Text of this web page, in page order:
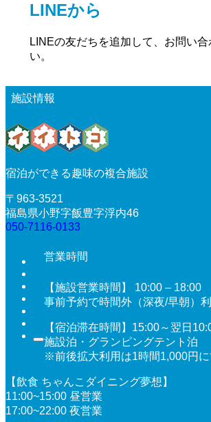
LINEから
LINEの友だちを追加して、お問い合
い。
施設情報
宿泊ができる趣味の複合施設
〒963-3521
福島県小野字飯豊字浮内46
050-7116-0133
営業時間
【施設営業時間】 10:00 – 18:00
事前予約で時間外（深夜/早朝）利
【宿泊滞在時間】15:00～翌日
施設泊・グランピングテント泊
※前後拡大利用は1時間1,000円に
【飲食 ちゃんこダイニング夢想】
11:00~15:00 昼営業
17:00~22:00 夜営業